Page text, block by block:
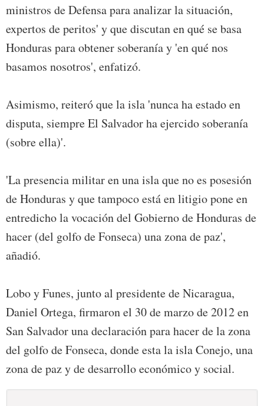
ministros de Defensa para analizar la situación,
expertos de peritos' y que discutan en qué se basa
Honduras para obtener soberanía y 'en qué nos
basamos nosotros', enfatizó.
Asimismo, reiteró que la isla 'nunca ha estado en
disputa, siempre El Salvador ha ejercido soberanía
(sobre ella)'.
'La presencia militar en una isla que no es posesión
de Honduras y que tampoco está en litigio pone en
entredicho la vocación del Gobierno de Honduras de
hacer (del golfo de Fonseca) una zona de paz',
añadió.
Lobo y Funes, junto al presidente de Nicaragua,
Daniel Ortega, firmaron el 30 de marzo de 2012 en
San Salvador una declaración para hacer de la zona
del golfo de Fonseca, donde esta la isla Conejo, una
zona de paz y de desarrollo económico y social.